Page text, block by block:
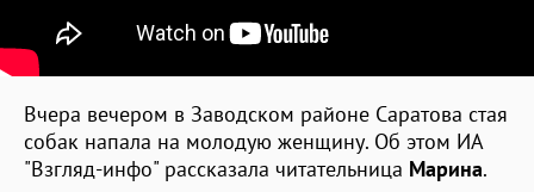
Вчера вечером в Заводском районе Саратова стая
собак напала на молодую женщину. Об этом ИА
"Взгляд-инфо" рассказала читательница Марина.